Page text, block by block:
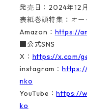
発売日：2024年12
表紙巻頭特集：オー
Amazon： https://
■公式SNS
X： https://x.com/
instagram：
nko
YouTube：https://
ko